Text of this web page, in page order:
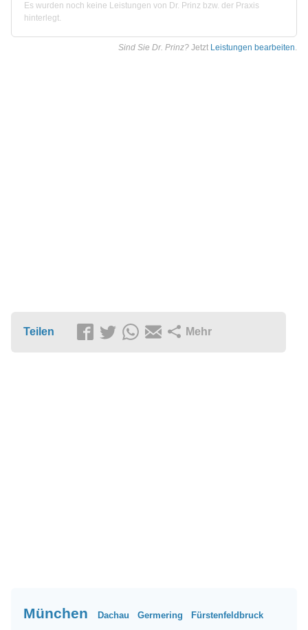
Es wurden noch keine Leistungen von Dr. Prinz bzw. der Praxis
hinterlegt.
Sind Sie Dr. Prinz? Jetzt Leistungen bearbeiten.
Teilen Mehr
München Dachau Germering
Fürstenfeldbruck